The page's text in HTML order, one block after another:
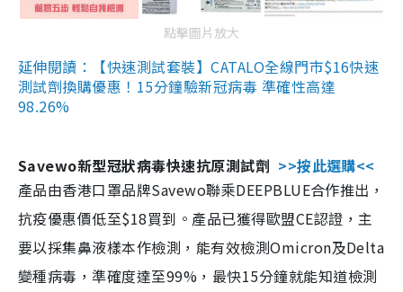
點擊圖片放大
延伸閱讀：【快速測試套裝】CATALO全線門市$16快速
測試劑換購優惠！15分鐘驗新冠病毒 準確性高達
98.26%
Savewo新型冠狀病毒快速抗原測試劑 >>按此選購<<
產品由香港口罩品牌Savewo聯乘DEEPBLUE合作推出，
抗疫優惠價低至$18買到。產品已獲得歐盟CE認證，主
要以採集鼻液樣本作檢測，能有效檢測Omicron及Delta
變種病毒，準確度達至99%，最快15分鐘就能知道檢測